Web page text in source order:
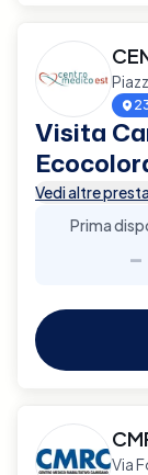
Visita
Vedi altre
Prima
-
Via